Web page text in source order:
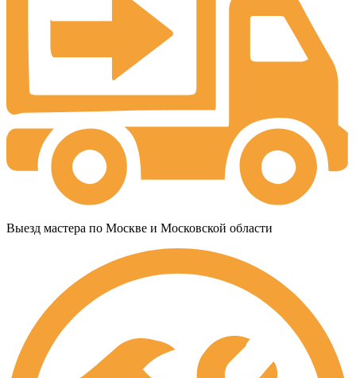
Выезд мастера по Москве и Московской области